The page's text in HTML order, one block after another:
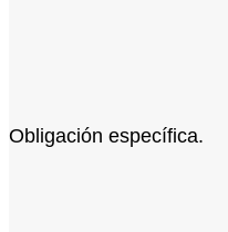
Obligación específica.